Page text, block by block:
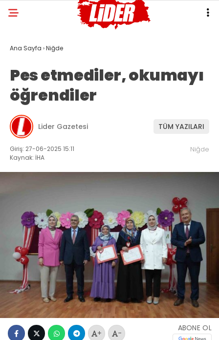
Ana Sayfa ›Niğde
Pes etmediler, okumayı
öğrendiler
Lider Gazetesi TÜM YAZILARI
Giriş: 27-06-2025 15:11
Kaynak: İHA
Niğde
+ -
ABONE OL